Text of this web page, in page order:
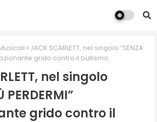
JACK SCARLETT, nel singolo “SENZA
grido contro il bullismo
nel singolo
PERDERMI”
grido contro il